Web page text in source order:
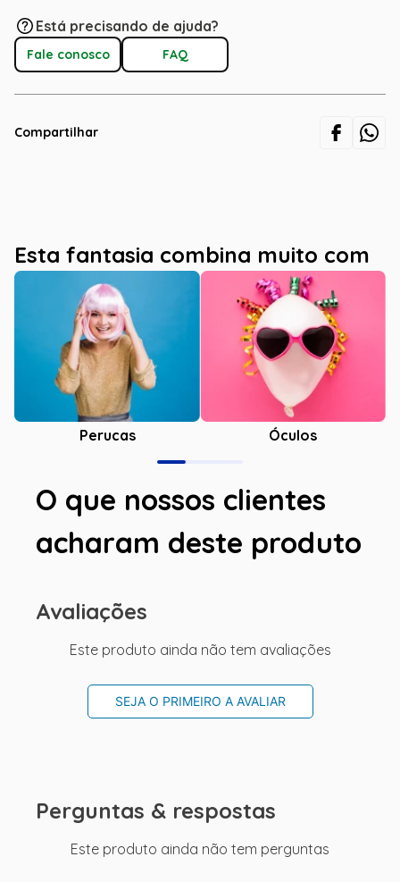
Está precisando de ajuda?
Fale conosco FAQ
Compartilhar
Esta fantasia combina muito com
Perucas Óculos
O que nossos clientes
acharam deste produto
Avaliações
Este produto ainda não tem avaliações
SEJA O PRIMEIRO A AVALIAR
Perguntas & respostas
Este produto ainda não tem perguntas